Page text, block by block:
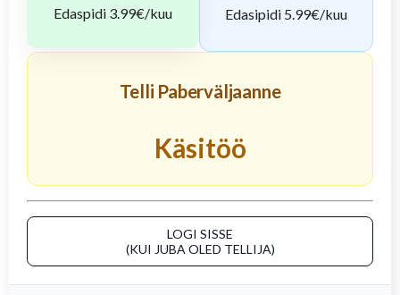
Edaspidi 3.99€/kuu Edasipidi 5.99€/kuu
Telli Paberväljaanne
Käsitöö
LOGI SISSE
(KUI JUBA OLED TELLIJA)